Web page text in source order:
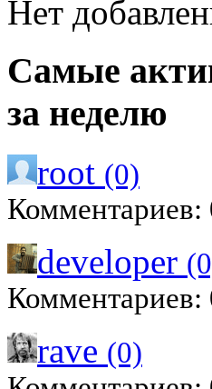
Нет
Самые
за неделю
root (0)
Комментариев:
developer
Комментариев:
rave (0)